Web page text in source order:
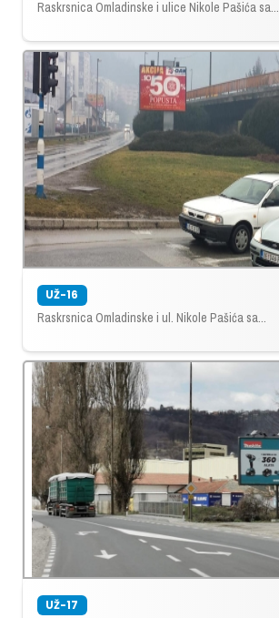
Raskrsnica Omladinske i ulice Nikole Pašića sa...
UŽ-16
Raskrsnica Omladinske i ul. Nikole Pašića sa...
UŽ-17